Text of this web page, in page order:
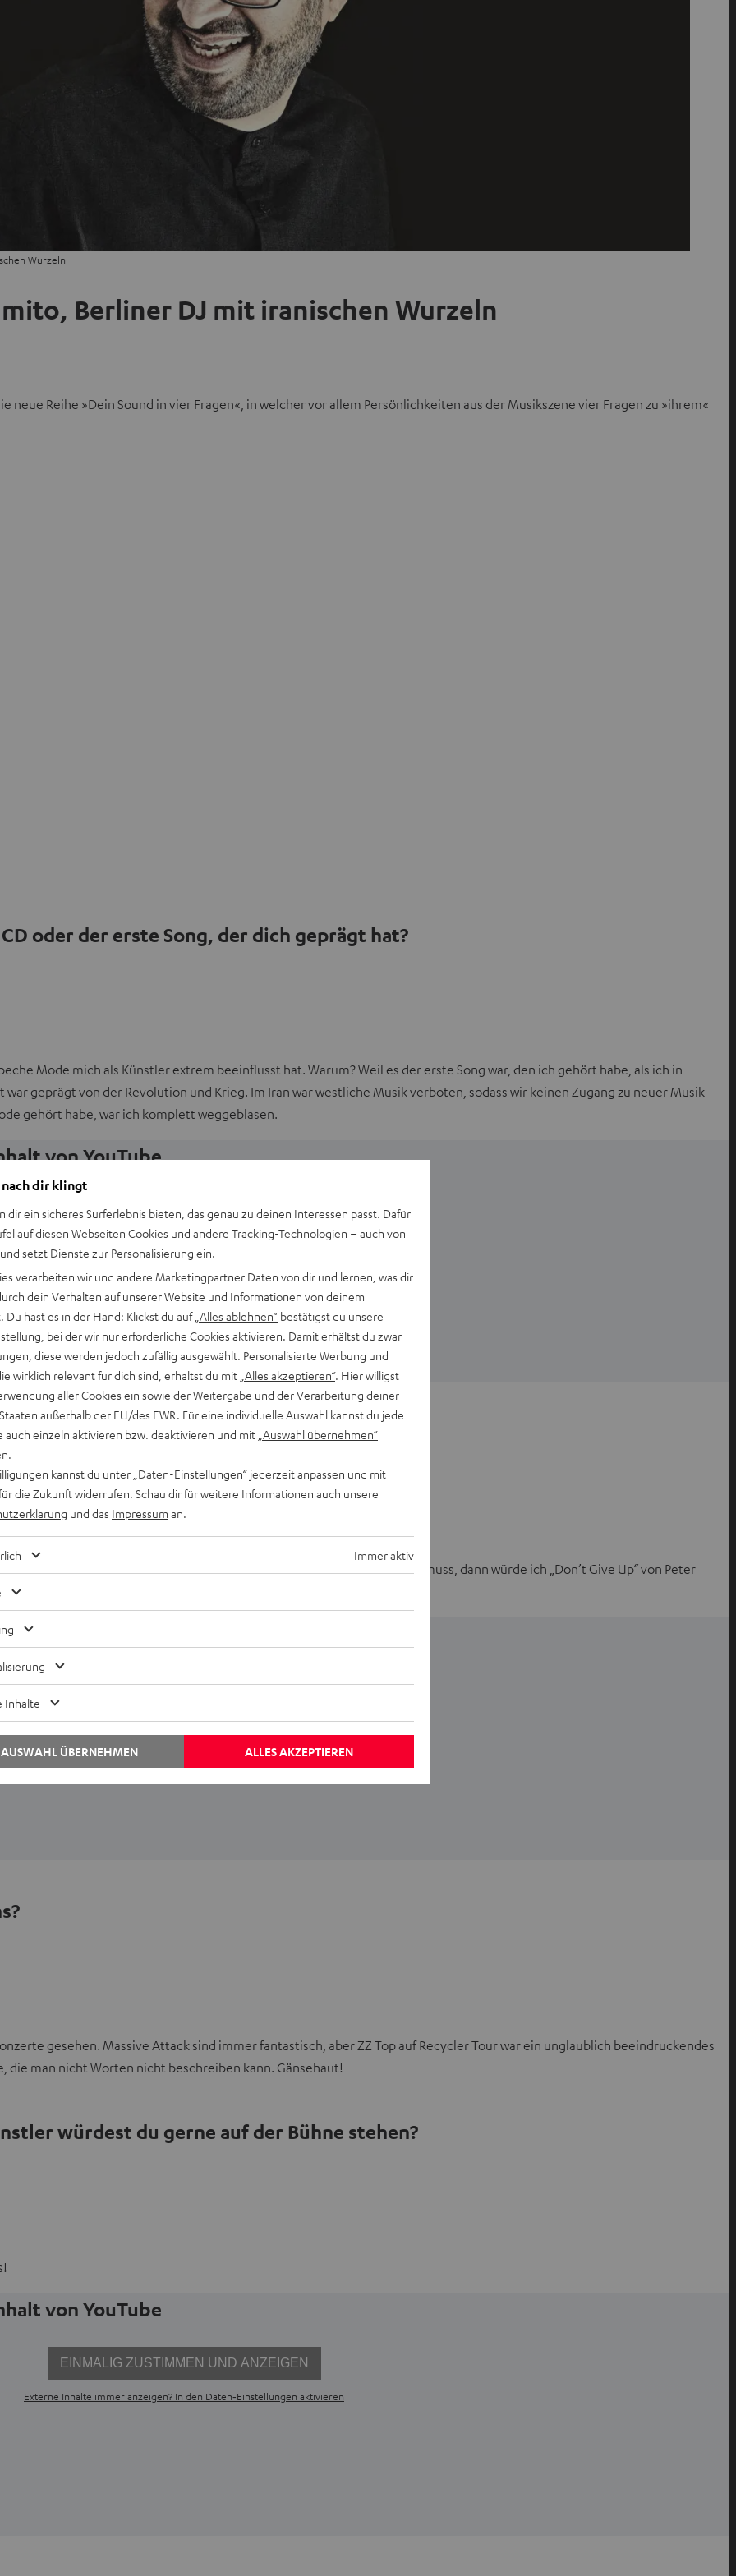
Wurzeln
Berliner DJ mit iranischen Wurzeln
Reihe »Dein Sound in vier Fragen«, in welcher vor allem Persönlichkeiten aus der Musikszene vier Fragen zu »ihrem«
oder der erste Song, der dich geprägt hat?
Mode mich als Künstler extrem beeinflusst hat. Warum? Weil es der erste Song war, den ich gehört habe, als ich in
geprägt von der Revolution und Krieg. Im Iran war westliche Musik verboten, sodass wir keinen Zugang zu neuer Musik
gehört habe, war ich komplett weggeblasen.
von YouTube
EINMALIG ZUSTIMMEN UND ANZEIGEN
Externe Inhalte immer anzeigen? In den Daten‑Einstellungen aktivieren
kann, ich bin zu komplex dafür. Aber wenn es unbedingt sein muss, dann würde ich „Don’t Give Up“ von Peter
nicht.
von YouTube
EINMALIG ZUSTIMMEN UND ANZEIGEN
Externe Inhalte immer anzeigen? In den Daten‑Einstellungen aktivieren
gesehen. Massive Attack sind immer fantastisch, aber ZZ Top auf Recycler Tour war ein unglaublich beeindruckendes
die man nicht Worten nicht beschreiben kann. Gänsehaut!
würdest du gerne auf der Bühne stehen?
von YouTube
EINMALIG ZUSTIMMEN UND ANZEIGEN
Externe Inhalte immer anzeigen? In den Daten‑Einstellungen aktivieren
nach dir klingt
dir ein sicheres Surferlebnis bieten, das genau zu deinen Interessen passt. Dafür
auf diesen Webseiten Cookies und andere Tracking-Technologien – auch von
setzt Dienste zur Personalisierung ein.
verarbeiten wir und andere Marketingpartner Daten von dir und lernen, was dir
dein Verhalten auf unserer Website und Informationen von deinem
Du hast es in der Hand: Klickst du auf „Alles ablehnen“ bestätigst du unsere
bei der wir nur erforderliche Cookies aktivieren. Damit erhältst du zwar
diese werden jedoch zufällig ausgewählt. Personalisierte Werbung und
wirklich relevant für dich sind, erhältst du mit „Alles akzeptieren“. Hier willigst
aller Cookies ein sowie der Weitergabe und der Verarbeitung deiner
außerhalb der EU/des EWR. Für eine individuelle Auswahl kannst du jede
auch einzeln aktivieren bzw. deaktivieren und mit „Auswahl übernehmen“
kannst du unter „Daten-Einstellungen“ jederzeit anpassen und mit
die Zukunft widerrufen. Schau dir für weitere Informationen auch unsere
und das Impressum an.
Immer aktiv
Inhalte
ALLES AKZEPTIEREN
AUSWAHL ÜBERNEHMEN